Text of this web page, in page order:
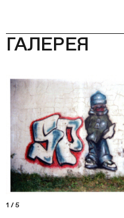
ГАЛЕРЕЯ
1/ 5